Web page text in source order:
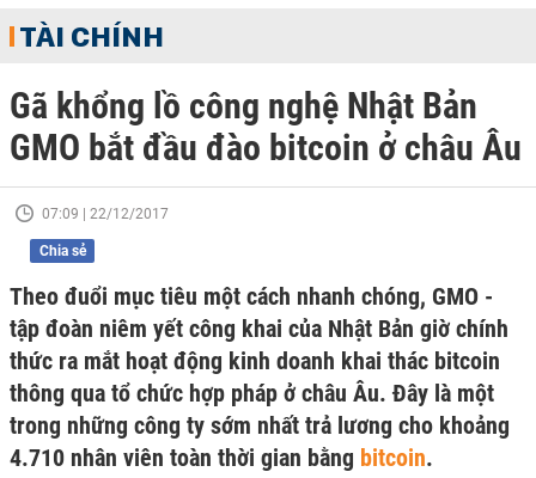
TÀI CHÍNH
Gã khổng lồ công nghệ Nhật Bản
GMO bắt đầu đào bitcoin ở châu Âu
07:09 | 22/12/2017
Chia sẻ
Theo đuổi mục tiêu một cách nhanh chóng, GMO -
tập đoàn niêm yết công khai của Nhật Bản giờ chính
thức ra mắt hoạt động kinh doanh khai thác bitcoin
thông qua tổ chức hợp pháp ở châu Âu. Đây là một
trong những công ty sớm nhất trả lương cho khoảng
4.710 nhân viên toàn thời gian bằng bitcoin.